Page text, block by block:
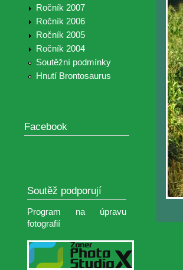
Ročník 2007
Ročník 2006
Ročník 2005
Ročník 2004
Soutěžní podmínky
Hnutí Brontosaurus
Facebook
Soutěž podporují
Program na úpravu
fotografií